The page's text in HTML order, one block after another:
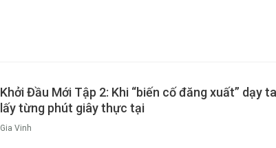
Khởi Đầu Mới Tập 2: Khi “biến cố đăng xuất” dạy
lấy từng phút giây thực tại
Gia Vinh